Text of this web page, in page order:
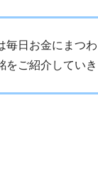
毎日お金にまつ
をご紹介していき